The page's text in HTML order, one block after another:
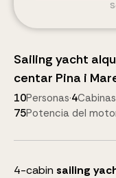
Sailing yacht
centar Pina i
10Personas·4Cabinas
75Potencia del
4-cabin sailing